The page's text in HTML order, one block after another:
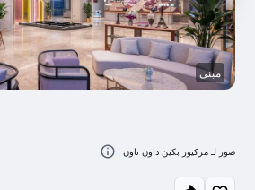
مبنى
صور لـ مركيور بكين داون تاون